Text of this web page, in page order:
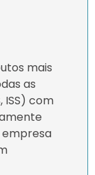
mais
as
ISS) com
empresa